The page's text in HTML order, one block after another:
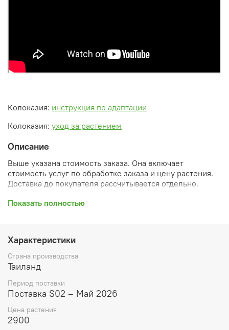
Колоказия: инструкция по адаптации
Колоказия: уход за растением
Описание
Выше указана стоимость заказа. Она включает
стоимость услуг по обработке заказа и цену растения.
Доставка до покупателя рассчитывается отдельно.
После оформления заказа вы получите его
скидки, уточнен способ доставки, сделано
бронирование и т.д.). Затем вам будут высланы
согласованные счета со ссылками на оплату услуг и
растений. При этом предварительный заказ теряет силу.
Внимание: фото в каталоге демонстрирует сорт, а не
размере, указанном в карточке товара ниже.
Показать полностью
Характеристики
Страна производства
Таиланд
Период поставки
Поставка S02 – Май 2026
Цена растения
2900